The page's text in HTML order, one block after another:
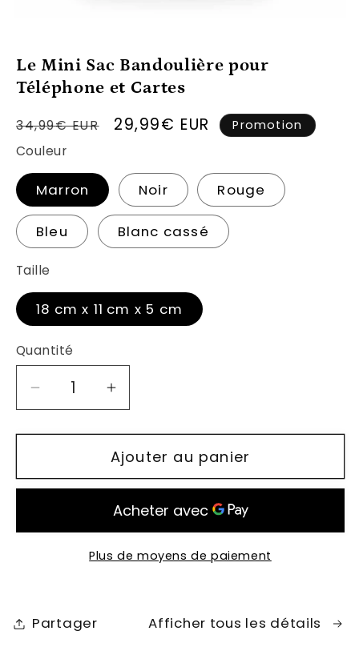
1
dans
une
fenêtre
Le Mini Sac Bandoulière pour
Téléphone et Cartes
Prix
habituel
34,99€ EUR
Prix
29,99€ EUR Promotion
Couleur
Marron Noir Rouge
Bleu Blanc cassé
Taille
18 cm x 11 cm x 5 cm
Quantité
Réduire
quantité
Le
Cartes
Augmenter
quantité
de
Le
Mini
Sac
pour
Cartes
Ajouter au panier
Plus de moyens de paiement
Partager Afficher tous les détails